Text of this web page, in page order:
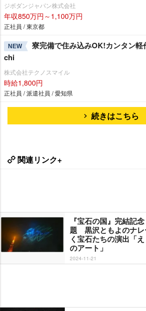
ジボダンジャパン株式会社
年収850万円～1,100万円
正社員 / 東京都
NEW
寮完備で住み込みOK!カンタン
chi
株式会社テクノスマイル
時給1,800円
正社員 / 派遣社員 / 愛知県
続きはこちら
関連リンク+
『宝石の国』完結記
題 黒沢ともよのナレ
く宝石たちの演出「
のアート」
2024-11-21